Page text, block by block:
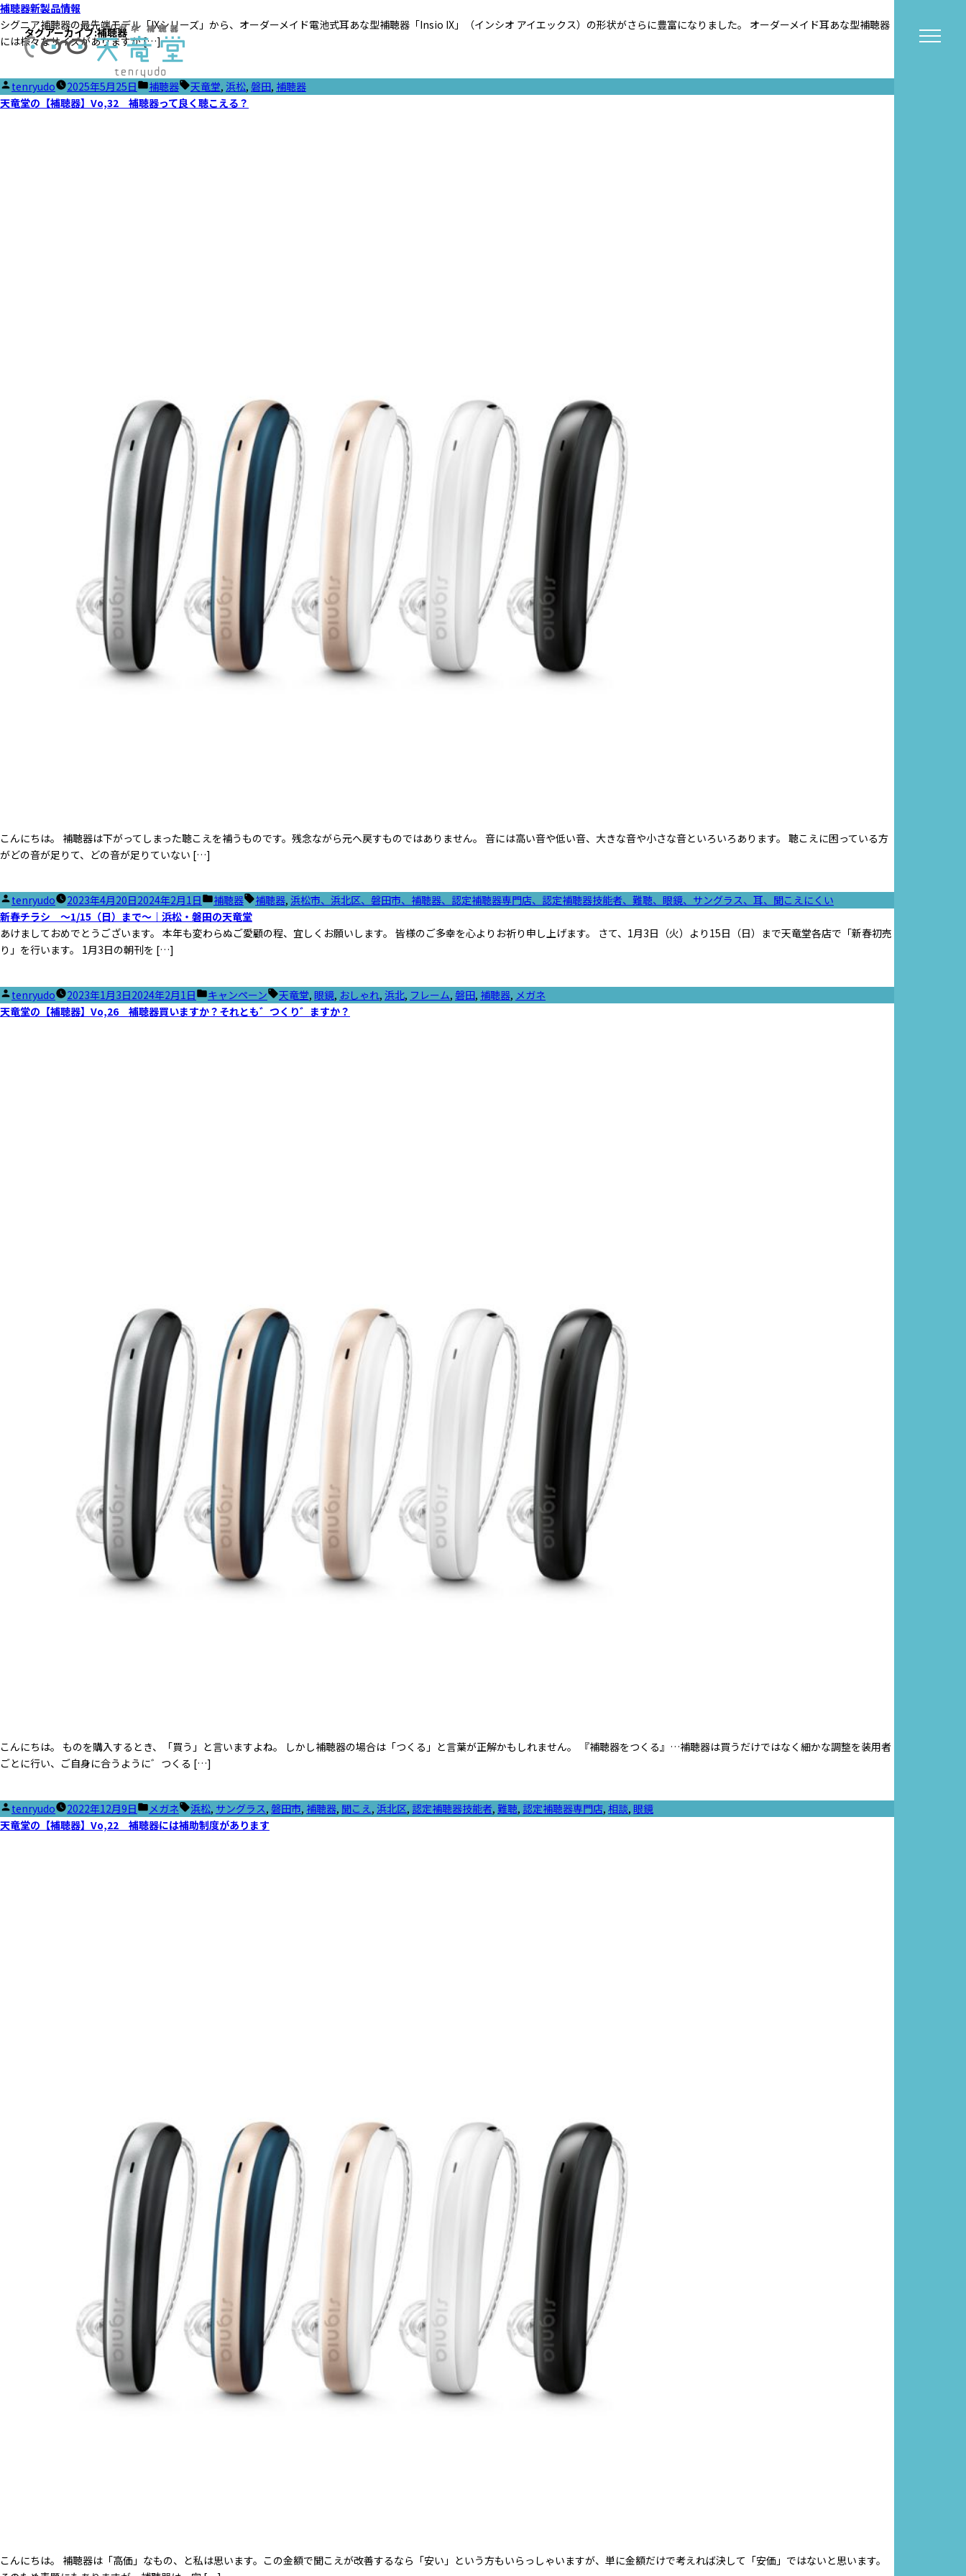
タグアーカイブ:補聴器
補聴器新製品情報
シグニア補聴器の最先端モデル「IXシリーズ」から、オーダーメイド電池式耳あな型補聴器「Insio IX」（インシオ アイエックス）の形状がさらに豊富になりました。 オーダーメイド耳あな型補聴器
には様々なサイズがありますが […]
投
稿
tenryudo 2025年5月25日
カ
テ
補聴器
タ
グ:
天竜堂, 浜松, 磐田, 補聴器
天竜堂の【補聴器】Vo,32 補聴器って良く聴こえる？
こんにちは。 補聴器は下がってしまった聴こえを補うものです。残念ながら元へ戻すものではありません。 音には高い音や低い音、大きな音や小さな音といろいろあります。 聴こえに困っている方
がどの音が足りて、どの音が足りていない […]
投
稿
者:
tenryudo 2023年4月20日2024年2月1日
カ
テ
ゴ
補聴器
タ
補聴器, 浜松市、浜北区、磐田市、補聴器、認定補聴器専門店、認定補聴器技能者、難聴、眼鏡、サングラス、耳、聞こえにくい
新春チラシ ～1/15（日）まで～｜浜松・磐田の天竜堂
あけましておめでとうございます。 本年も変わらぬご愛顧の程、宜しくお願いします。 皆様のご多幸を心よりお祈り申し上げます。 さて、1月3日（火）より15日（日）まで天竜堂各店で「新春初売
り」を行います。 1月3日の朝刊を […]
投
稿
tenryudo 2023年1月3日2024年2月1日
カ
テ
キャンペーン
タ
グ:
天竜堂, 眼鏡, おしゃれ, 浜北, フレーム, 磐田, 補聴器, メガネ
天竜堂の【補聴器】Vo,26 補聴器買いますか？それとも゛つくり゛ますか？
こんにちは。 ものを購入するとき、「買う」と言いますよね。 しかし補聴器の場合は「つくる」と言葉が正解かもしれません。 『補聴器をつくる』…補聴器は買うだけではなく細かな調整を装用者
ごとに行い、ご自身に合うように゛つくる […]
投
稿
tenryudo 2022年12月9日
カ
テ
メガネ
タ
グ:
浜松, サングラス, 磐田市, 補聴器, 聞こえ, 浜北区, 認定補聴器技能者, 難聴, 認定補聴器専門店, 相談, 眼鏡
天竜堂の【補聴器】Vo,22 補聴器には補助制度があります
こんにちは。 補聴器は「高価」なもの、と私は思います。この金額で聞こえが改善するなら「安い」という方もいらっしゃいますが、単に金額だけで考えれば決して「安価」ではないと思います。